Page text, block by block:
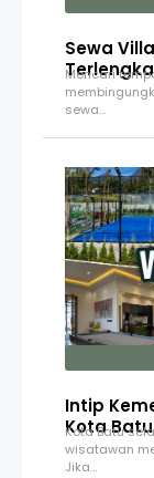
Sewa
Mencari
sewa…
Intip
Kota
Kota Batu
wisatawan
Jika…